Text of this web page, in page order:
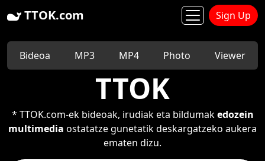
TTOK.com Sign Up
Bideoa MP3 MP4 Photo Viewer
TTOK
* TTOK.com-ek bideoak, irudiak eta bildumakedozein
multimedia ostatatze gunetatik deskargatzeko aukera
ematen dizu.